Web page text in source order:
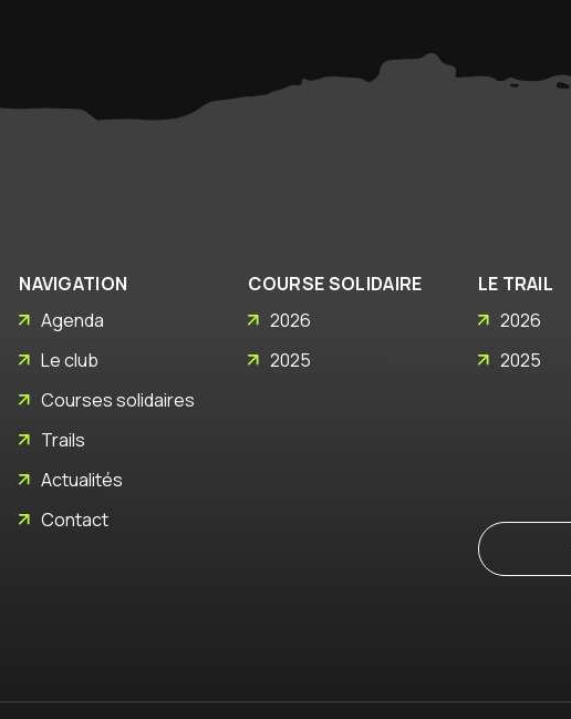
NAVIGATION
Agenda
Le club
Courses solidaires
Trails
Actualités
Contact
COURSE SOLIDAIRE
2026
2025
LE TRAIL
2026
2025